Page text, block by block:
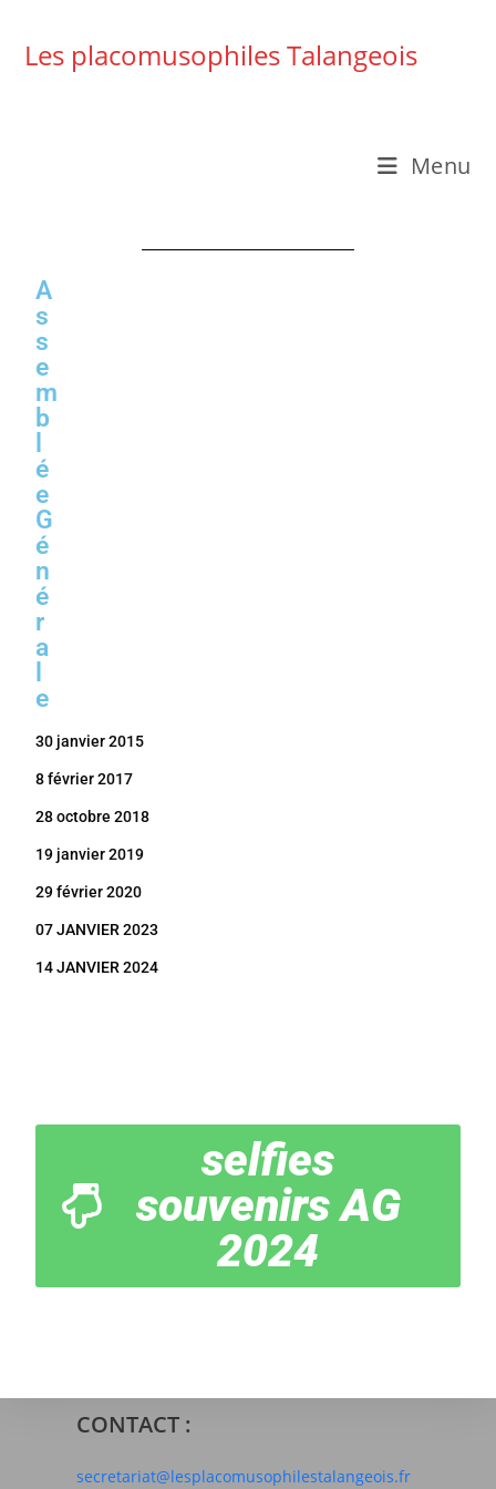
Les placomusophiles Talangeois
Menu
A
s
s
e
m
b
é
e
G
é
n
é
r
a
e
30 janvier 2015
8 février 2017
28 octobre 2018
19 janvier 2019
29 février 2020
07 JANVIER 2023
14 JANVIER 2024
selfies
souvenirs AG
2024
CONTACT :
secretariat@lesplacomusophilestalangeois.fr